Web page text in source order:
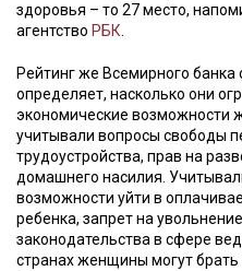
здоровья – то 27 место,
агентство РБК
Рейтинг же Всемирного банка
определяет, насколько они
экономические возможности
учитывали вопросы свободы
трудоустройства, прав на
домашнего насилия.
возможности уйти в
ребенка, запрет на
законодательства в сфере
странах женщины могут брать